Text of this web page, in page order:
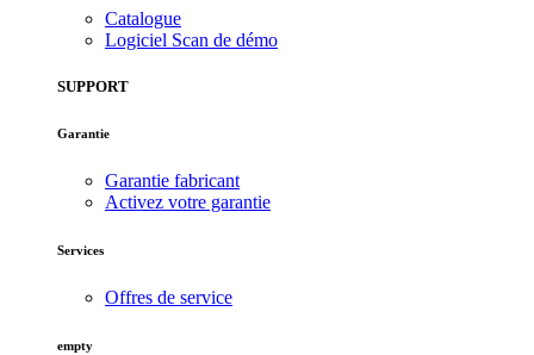
Catalogue
Logiciel Scan de démo
SUPPORT
Garantie
Garantie fabricant
Activez votre garantie
Services
Offres de service
empty